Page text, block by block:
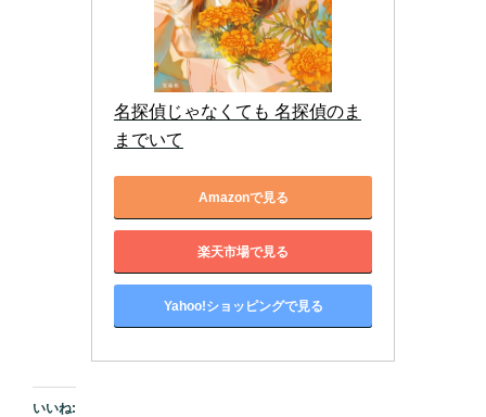
名探偵じゃなくても 名探偵のま
までいて
Amazonで見る
楽天市場で見る
Yahoo!ショッピングで見る
いいね: